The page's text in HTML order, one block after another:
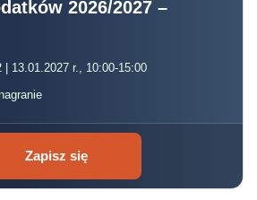
2026/2027 –
| 13.01.2027 r., 10:00-15:00
Zapisz się